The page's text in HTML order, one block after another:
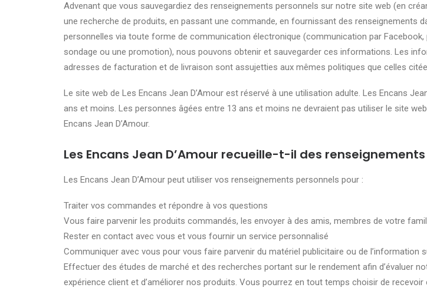
Advenant que vous sauvegardiez des renseignements personnels sur notre site web (en
une recherche de produits, en passant une commande, en fournissant des
personnelles via toute forme de communication électronique (communication par
sondage ou une promotion), nous pouvons obtenir et sauvegarder ces informations. Les
adresses de facturation et de livraison sont assujetties aux mêmes politiques que celles
Le site web de Les Encans Jean D’Amour est réservé à une utilisation adulte. Les Encans
ans et moins. Les personnes âgées entre 13 ans et moins ne devraient pas utiliser le site
Encans Jean D’Amour.
Les Encans Jean D’Amour recueille-t-il des
Les Encans Jean D’Amour peut utiliser vos renseignements personnels pour :
Traiter vos commandes et répondre à vos questions
Vous faire parvenir les produits commandés, les envoyer à des amis, membres de votre
Rester en contact avec vous et vous fournir un service personnalisé
Communiquer avec vous pour vous faire parvenir du matériel publicitaire ou de l’information
Effectuer des études de marché et des recherches portant sur le rendement afin d’évaluer
expérience client et d’améliorer nos produits. Vous pourrez en tout temps choisir de